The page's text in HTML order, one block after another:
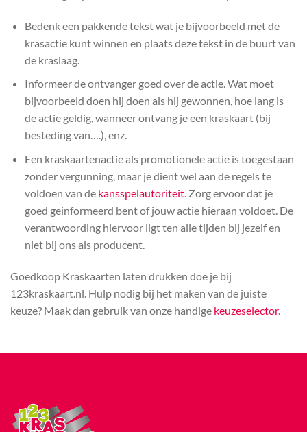
Bedenk een pakkende tekst wat je bijvoorbeeld met de
krasactie kunt winnen en plaats deze tekst in de buurt van
de kraslaag.
Informeer de ontvanger goed over de actie. Wat moet
bijvoorbeeld doen hij doen als hij gewonnen, hoe lang is
de actie geldig, wanneer ontvang je een kraskaart (bij
besteding van….), enz.
Een kraskaartenactie als promotionele actie is toegestaan
zonder vergunning, maar je dient wel aan de regels te
voldoen van de kansspelautoriteit. Zorg ervoor dat je
goed geinformeerd bent of jouw actie hieraan voldoet. De
verantwoording hiervoor ligt ten alle tijden bij jezelf en
niet bij ons als producent.
Goedkoop Kraskaarten laten drukken doe je bij
123kraskaart.nl. Hulp nodig bij het maken van de juiste
keuze? Maak dan gebruik van onze handige keuzeselector.